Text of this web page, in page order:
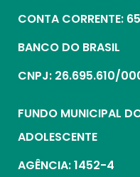
CONTA CORRENTE:
BANCO DO BRASIL
CNPJ: 26.695.610/
FUNDO MUNICIPAL
ADOLESCENTE
AGÊNCIA: 1452-4